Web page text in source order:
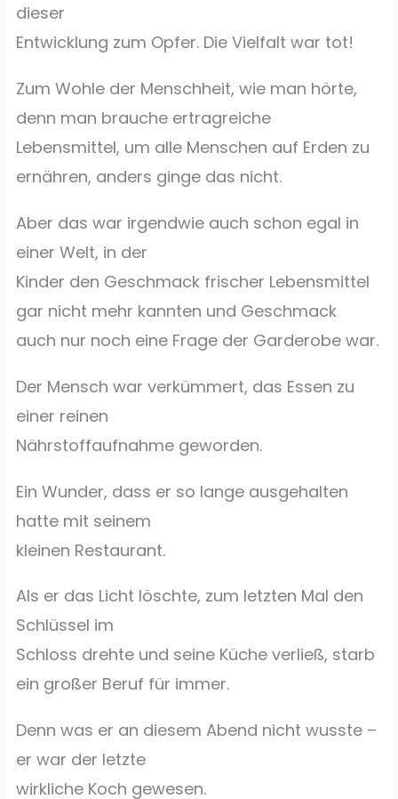
dieser
Entwicklung zum Opfer. Die Vielfalt war tot!
Zum Wohle der Menschheit, wie man hörte,
denn man brauche ertragreiche
Lebensmittel, um alle Menschen auf Erden zu
ernähren, anders ginge das nicht.
Aber das war irgendwie auch schon egal in
einer Welt, in der
Kinder den Geschmack frischer Lebensmittel
gar nicht mehr kannten und Geschmack
auch nur noch eine Frage der Garderobe war.
Der Mensch war verkümmert, das Essen zu
einer reinen
Nährstoffaufnahme geworden.
Ein Wunder, dass er so lange ausgehalten
hatte mit seinem
kleinen Restaurant.
Als er das Licht löschte, zum letzten Mal den
Schlüssel im
Schloss drehte und seine Küche verließ, starb
ein großer Beruf für immer.
Denn was er an diesem Abend nicht wusste –
er war der letzte
wirkliche Koch gewesen.